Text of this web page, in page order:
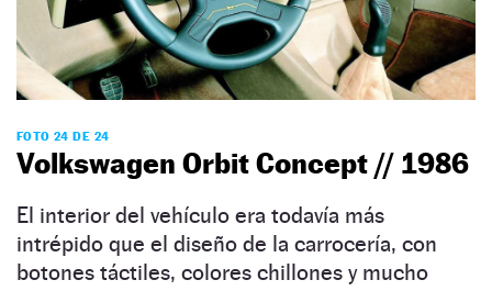
FOTO 24 DE 24
Volkswagen Orbit Concept // 1986
El interior del vehículo era todavía más
intrépido que el diseño de la carrocería, con
botones táctiles, colores chillones y mucho